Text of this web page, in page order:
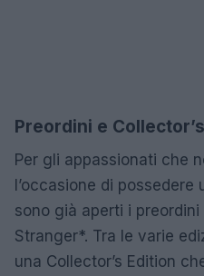
Preordini e
Per gli appassionati che
l’occasione di
sono già aperti i
Stranger*. Tra le varie
una Collector’s Edition